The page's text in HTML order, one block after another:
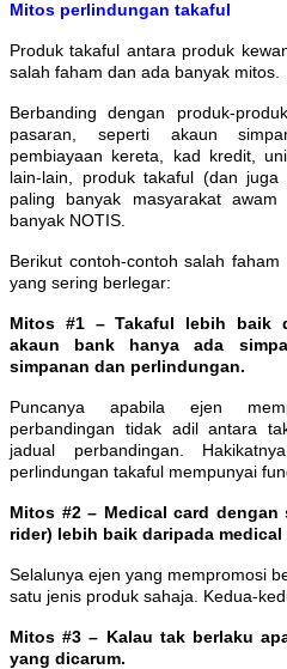
Mitos perlindungan takaful
Produk takaful antara produk
salah faham dan ada banyak mitos.
Berbanding dengan produk-
pasaran, seperti akaun
pembiayaan kereta, kad kredit,
lain-lain, produk takaful (dan
paling banyak masyarakat
banyak NOTIS.
Berikut contoh-contoh salah
yang sering berlegar:
Mitos #1 – Takaful lebih baik
akaun bank hanya ada
simpanan dan perlindungan.
Puncanya apabila ejen
perbandingan tidak adil antara
jadual perbandingan.
perlindungan takaful mempunyai
Mitos #2 – Medical card dengan
rider) lebih baik daripada
Selalunya ejen yang mempromosi
satu jenis produk sahaja. Kedua-
Mitos #3 – Kalau tak berlaku
yang dicarum.